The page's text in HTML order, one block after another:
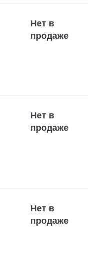
Нет в
продаже
Нет в
продаже
Нет в
продаже